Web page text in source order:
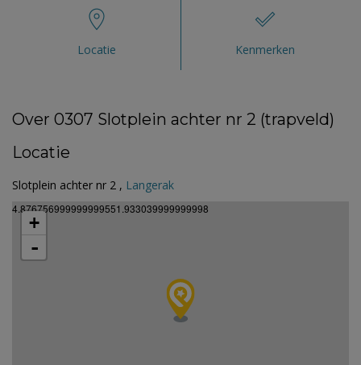
Locatie Kenmerken
Over 0307 Slotplein achter nr 2 (trapveld)
Locatie
Slotplein achter nr 2 , Langerak
4.876756999999999551.933039999999998
+
-